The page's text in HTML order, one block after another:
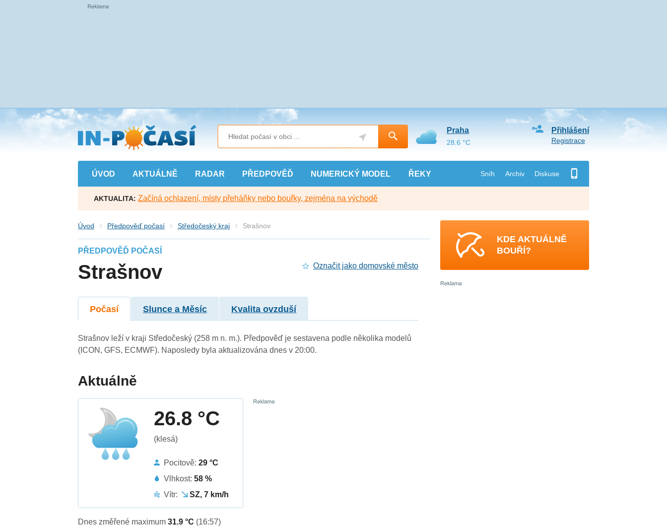
Přejít
na
hlavní
obsah
ÚVOD AKTUÁLNĚ RADAR PŘEDPOVĚĎ NUMERICKÝ MODEL ŘEKY Sníh Archiv Diskuse
Přihlášení
Registrace
Praha
28.6 °C
AKTUALITA: Začíná ochlazení, místy přeháňky nebo bouřky, zejména na východě
Úvod Předpověď počasí Středočeský kraj Strašnov
PŘEDPOVĚĎ POČASÍ
Strašnov Označit jako domovské město
Počasí Slunce a Měsíc Kvalita ovzduší
Strašnov leží v kraji Středočeský (258 m n. m.). Předpověď je sestavena podle několika modelů
(ICON, GFS, ECMWF). Naposledy byla aktualizována dnes v 20:00.
Aktuálně
26.8 °C
(klesá)
Pocitově:29 °C
Vlhkost:58 %
Vítr:
SZ, 7 km/h
Dnes změřené maximum31.9 °C (16:57)
KDE AKTUÁLNĚ
BOUŘÍ?